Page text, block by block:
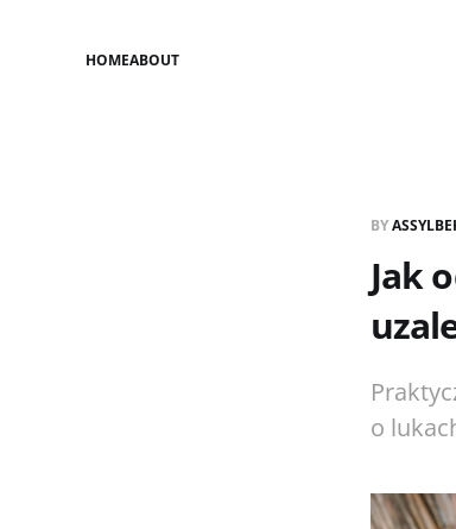
HOMEABOUT
BY
Jak
o